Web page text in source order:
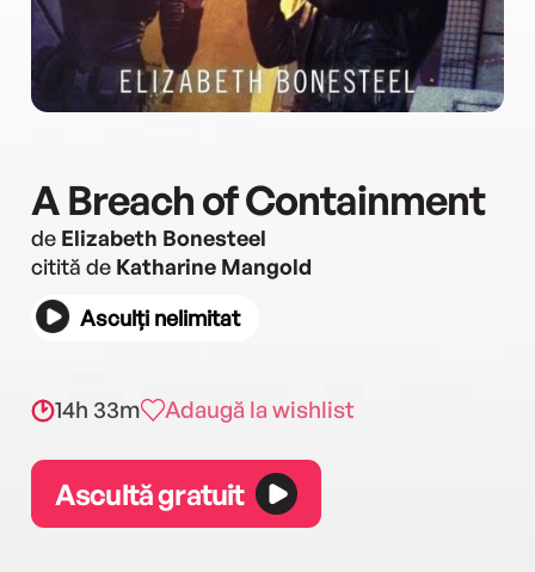
A Breach of Containment
de Elizabeth Bonesteel
citită de Katharine Mangold
Asculți nelimitat
14h 33m Adaugă la wishlist
Ascultă gratuit